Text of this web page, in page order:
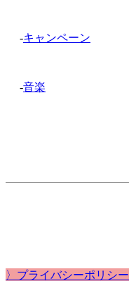
-キャンペーン
-音楽
〉プライバシーポリシー